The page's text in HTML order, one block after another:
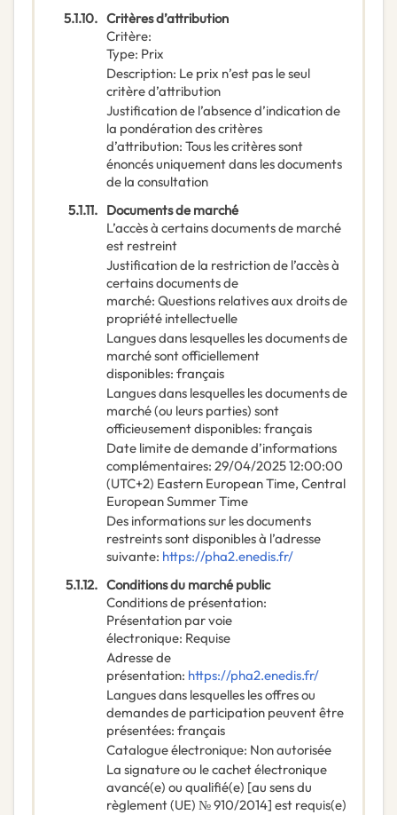
5.1.10. Critères d’attribution
Critère:
Type: Prix
Description: Le prix n’est pas le seul
critère d’attribution
Justification de l’absence d’indication de
la pondération des critères
d’attribution: Tous les critères sont
énoncés uniquement dans les documents
de la consultation
5.1.11. Documents de marché
L’accès à certains documents de marché
est restreint
Justification de la restriction de l’accès à
certains documents de
marché: Questions relatives aux droits de
propriété intellectuelle
Langues dans lesquelles les documents de
marché sont officiellement
disponibles: français
Langues dans lesquelles les documents de
marché (ou leurs parties) sont
officieusement disponibles: français
Date limite de demande d’informations
complémentaires: 29/04/202512:00:00
(UTC+2) Eastern European Time, Central
European Summer Time
Des informations sur les documents
restreints sont disponibles à l’adresse
suivante: https://pha2.enedis.fr/
5.1.12. Conditions du marché public
Conditions de présentation:
Présentation par voie
électronique: Requise
Adresse de
présentation: https://pha2.enedis.fr/
Langues dans lesquelles les offres ou
demandes de participation peuvent être
présentées: français
Catalogue électronique: Non autorisée
La signature ou le cachet électronique
avancé(e) ou qualifié(e) [au sens du
règlement (UE) № 910/2014] est requis(e)